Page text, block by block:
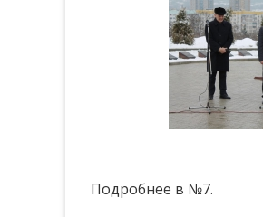
Подробнее в №7.